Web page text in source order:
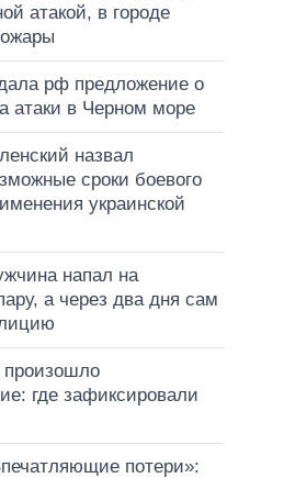
атакой, в городе
рф предложение о
атаки в Черном море
назвал
сроки боевого
украинской
напал на
а через два дня сам
произошло
где зафиксировали
потери»: